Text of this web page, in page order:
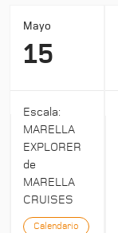
Mayo
15
Escala:
MARELLA
EXPLORER
de
MARELLA
CRUISES
Calendario